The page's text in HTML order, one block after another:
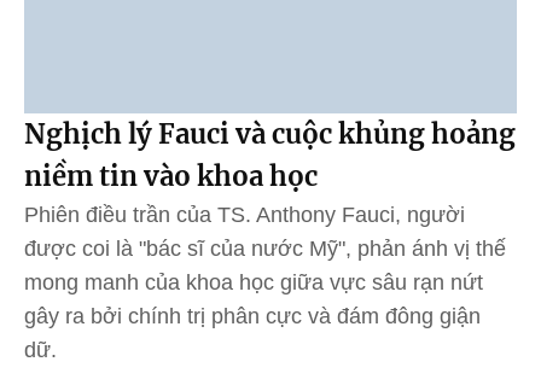
Nghịch lý Fauci và cuộc khủng hoảng
niềm tin vào khoa học
Phiên điều trần của TS. Anthony Fauci, người
được coi là "bác sĩ của nước Mỹ", phản ánh vị thế
mong manh của khoa học giữa vực sâu rạn nứt
gây ra bởi chính trị phân cực và đám đông giận
dữ.